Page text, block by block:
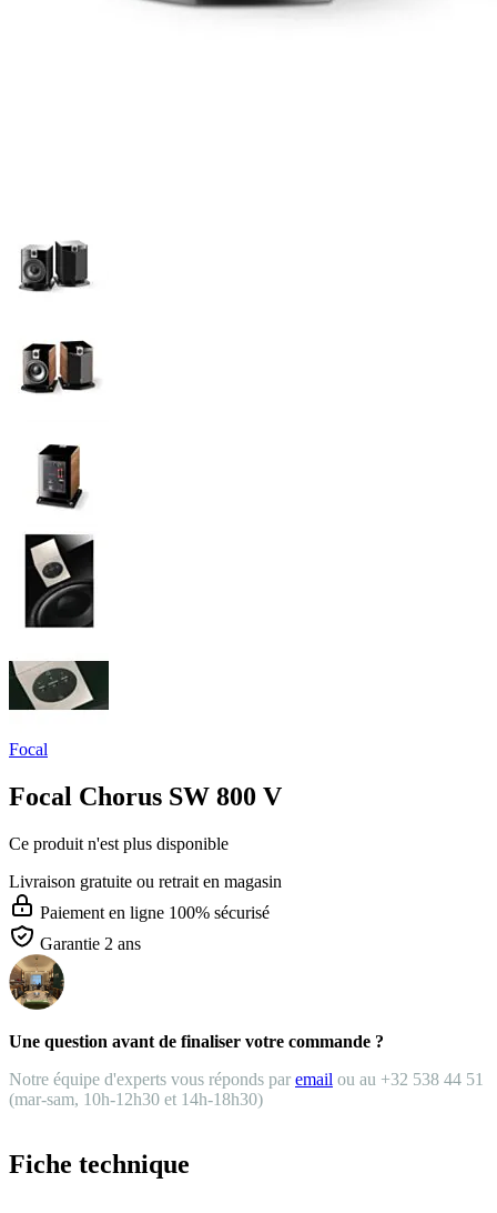
Focal
Focal Chorus SW 800 V
Ce produit n'est plus disponible
Livraison gratuite ou retrait en magasin
Paiement en ligne 100% sécurisé
Garantie 2 ans
Une question avant de finaliser votre commande ?
Notre équipe d'experts vous réponds par email ou au +32 538 44 51
(mar-sam, 10h-12h30 et 14h-18h30)
Fiche technique